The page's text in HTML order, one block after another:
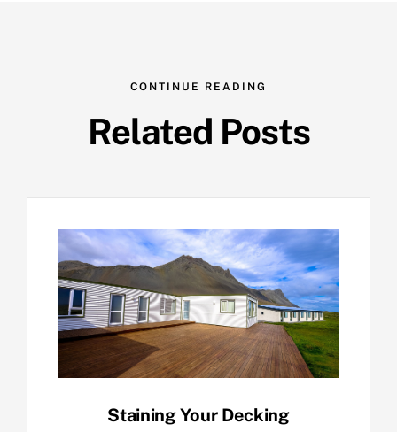
CONTINUE READING
Related Posts
Staining Your Decking